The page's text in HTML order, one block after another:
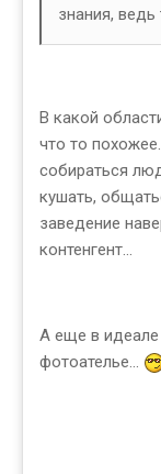
знания,
В какой
что то
собираться
кушать,
заведение
контенгент...
А еще в
фотоателье...